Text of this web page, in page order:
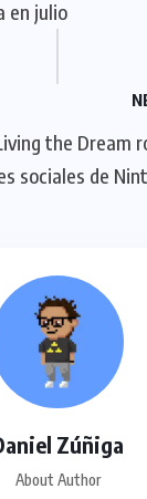
en julio
the Dream
sociales de
Zúñiga
About Author